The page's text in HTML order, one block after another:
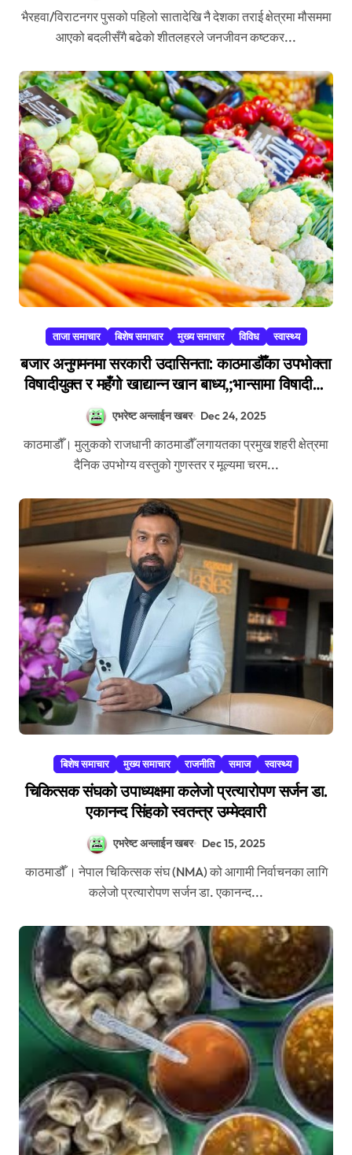
भैरहवा/विराटनगर पुसको पहिलो सातादेखि नै देशका तराई क्षेत्रमा मौसममा
आएको बदलीसँगै बढेको शीतलहरले जनजीवन कष्टकर...
ताजा समाचार बिशेष समाचार मुख्य समाचार विविध स्वास्थ्य
बजार अनुगमनमा सरकारी उदासिनता: काठमाडौँका उपभोक्ता
विषादीयुक्त र महँगो खाद्यान्न खान बाध्य,;भान्सामा विषादीको
एभरेष्ट अन्लाईन खबर Dec 24, 2025
काठमाडौँ। मुलुकको राजधानी काठमाडौँ लगायतका प्रमुख शहरी क्षेत्रमा
दैनिक उपभोग्य वस्तुको गुणस्तर र मूल्यमा चरम...
बिशेष समाचार मुख्य समाचार राजनीति समाज स्वास्थ्य
चिकित्सक संघको उपाध्यक्षमा कलेजो प्रत्यारोपण सर्जन डा.
एकानन्द सिंहको स्वतन्त्र उम्मेदवारी
एभरेष्ट अन्लाईन खबर Dec 15, 2025
काठमाडौँ । नेपाल चिकित्सक संघ (NMA) को आगामी निर्वाचनका लागि
कलेजो प्रत्यारोपण सर्जन डा. एकानन्द...